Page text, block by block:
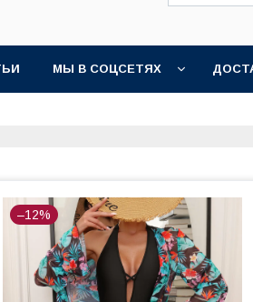
МЫ В СОЦСЕТЯХ
–12%